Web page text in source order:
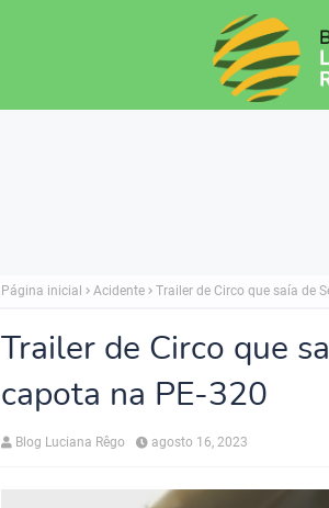
Página inicial Acidente Trailer de Circo que saía de
Trailer de Circo que
capota na PE-320
Blog Luciana Rêgo agosto 16, 2023